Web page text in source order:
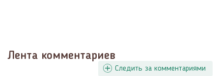
Лента комментариев
Следить за комментариями